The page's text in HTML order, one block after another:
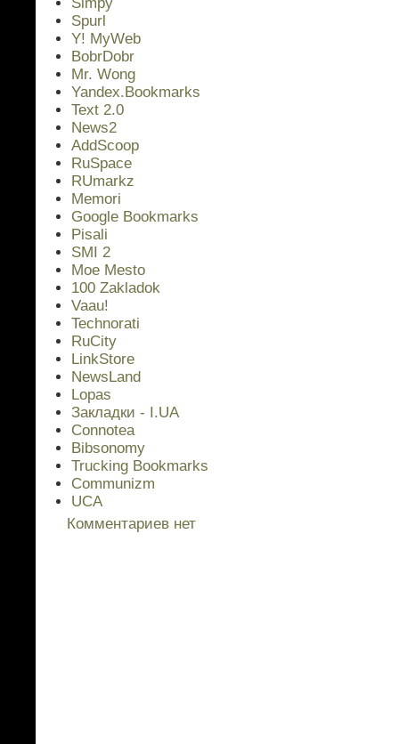
Spurl
Y! MyWeb
BobrDobr
Mr. Wong
Yandex.Bookmarks
Text 2.0
News2
AddScoop
RuSpace
RUmarkz
Memori
Google Bookmarks
Pisali
SMI 2
Moe Mesto
100 Zakladok
Vaau!
Technorati
RuCity
LinkStore
NewsLand
Lopas
Закладки - I.UA
Connotea
Bibsonomy
Trucking Bookmarks
Communizm
UCA
Комментариев нет